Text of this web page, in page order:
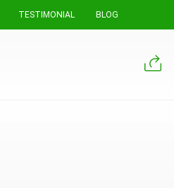
TESTIMONIAL BLOG